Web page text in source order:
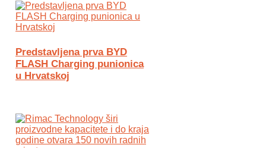
Predstavljena prva BYD
FLASH Charging punionica
u Hrvatskoj